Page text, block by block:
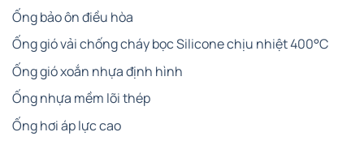
Ống bảo ôn điều hòa
Ống gió vải chống cháy bọc Silicone chịu nhiệt 400°C
Ống gió xoắn nhựa định hình
Ống nhựa mềm lõi thép
Ống hơi áp lực cao